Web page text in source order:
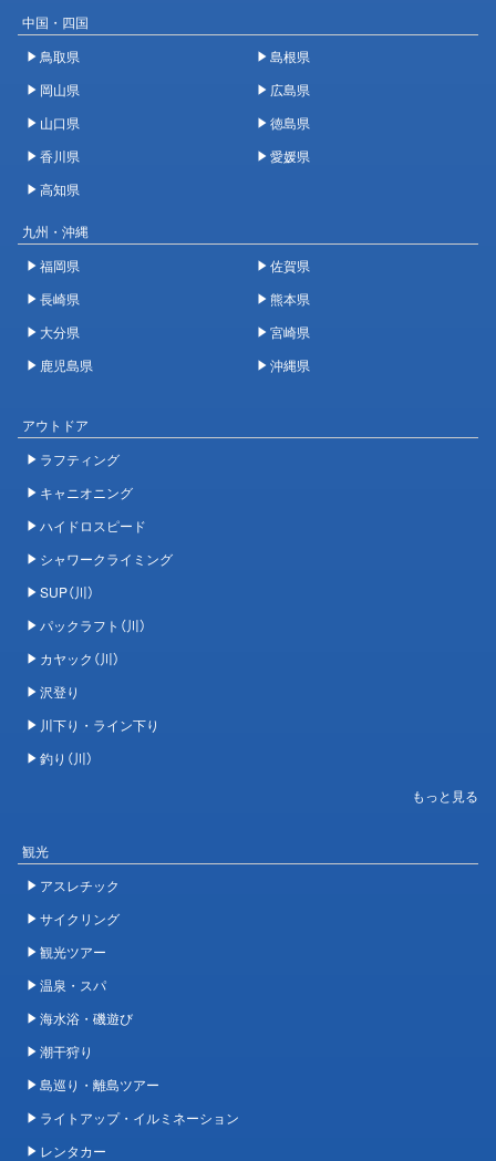
中国・四国
鳥取県
島根県
岡山県
広島県
山口県
徳島県
香川県
愛媛県
高知県
九州・沖縄
福岡県
佐賀県
長崎県
熊本県
大分県
宮崎県
鹿児島県
沖縄県
アウトドア
ラフティング
キャニオニング
ハイドロスピード
シャワークライミング
SUP（川）
パックラフト（川）
カヤック（川）
沢登り
川下り・ライン下り
釣り（川）
観光
アスレチック
サイクリング
観光ツアー
温泉・スパ
海水浴・磯遊び
潮干狩り
島巡り・離島ツアー
ライトアップ・イルミネーション
レンタカー